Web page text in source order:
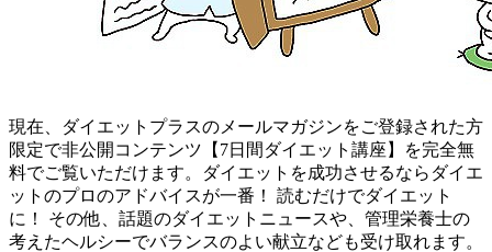
現在、ダイエットプラスのメールマガジンをご登録された方
限定で非公開コンテンツ【7日間ダイエット講座】を完全無
料でご覧いただけます。ダイエットを成功させるならダイエ
ットのプロのアドバイスが一番！ 読むだけでダイエット
に！ その他、話題のダイエットニュースや、管理栄養士の
考えたヘルシーでバランスのよい献立なども受け取れます。